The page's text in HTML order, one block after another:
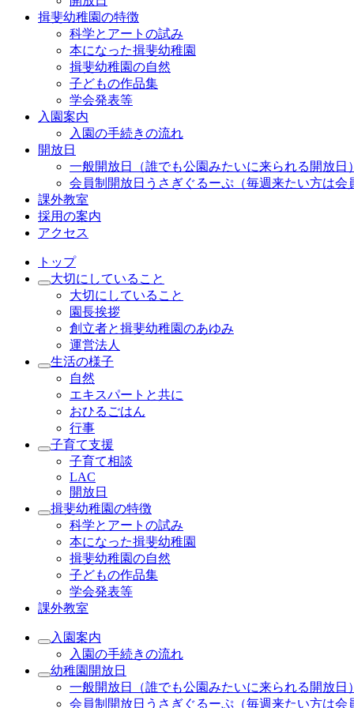
揖斐幼稚園の特徴
科学とアートの試み
本になった揖斐幼稚園
揖斐幼稚園の自然
子どもの作品集
学会発表等
入園案内
入園の手続きの流れ
開放日
一般開放日（誰でも公園みたいに来られる開放日）
会員制開放日うさぎぐるーぷ（毎週来たい方は会
課外教室
採用の案内
アクセス
トップ
大切にしていること
大切にしていること
園長挨拶
創立者と揖斐幼稚園のあゆみ
運営法人
生活の様子
自然
エキスパートと共に
おひるごはん
行事
子育て支援
子育て相談
LAC
開放日
揖斐幼稚園の特徴
科学とアートの試み
本になった揖斐幼稚園
揖斐幼稚園の自然
子どもの作品集
学会発表等
課外教室
入園案内
入園の手続きの流れ
幼稚園開放日
一般開放日（誰でも公園みたいに来られる開放日）
会員制開放日うさぎぐるーぷ（毎週来たい方は会